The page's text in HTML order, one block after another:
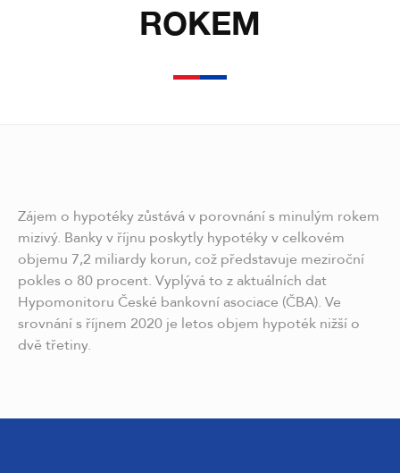
ROKEM
Zájem o hypotéky zůstává v porovnání s minulým rokem
mizivý. Banky v říjnu poskytly hypotéky v celkovém
objemu 7,2 miliardy korun, což představuje meziroční
pokles o 80 procent. Vyplývá to z aktuálních dat
Hypomonitoru České bankovní asociace (ČBA). Ve
srovnání s říjnem 2020 je letos objem hypoték nižší o
dvě třetiny.